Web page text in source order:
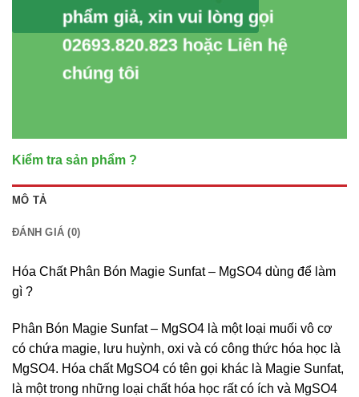
phẩm giả, xin vui lòng gọi
02693.820.823 hoặc Liên hệ
chúng tôi
Kiểm tra sản phẩm ?
MÔ TẢ
ĐÁNH GIÁ (0)
Hóa Chất Phân Bón Magie Sunfat – MgSO4 dùng để làm
gì ?
Phân Bón Magie Sunfat – MgSO4 là một loại muối vô cơ
có chứa magie, lưu huỳnh, oxi và có công thức hóa học là
MgSO4. Hóa chất MgSO4 có tên gọi khác là Magie Sunfat,
là một trong những loại chất hóa học rất có ích và MgSO4